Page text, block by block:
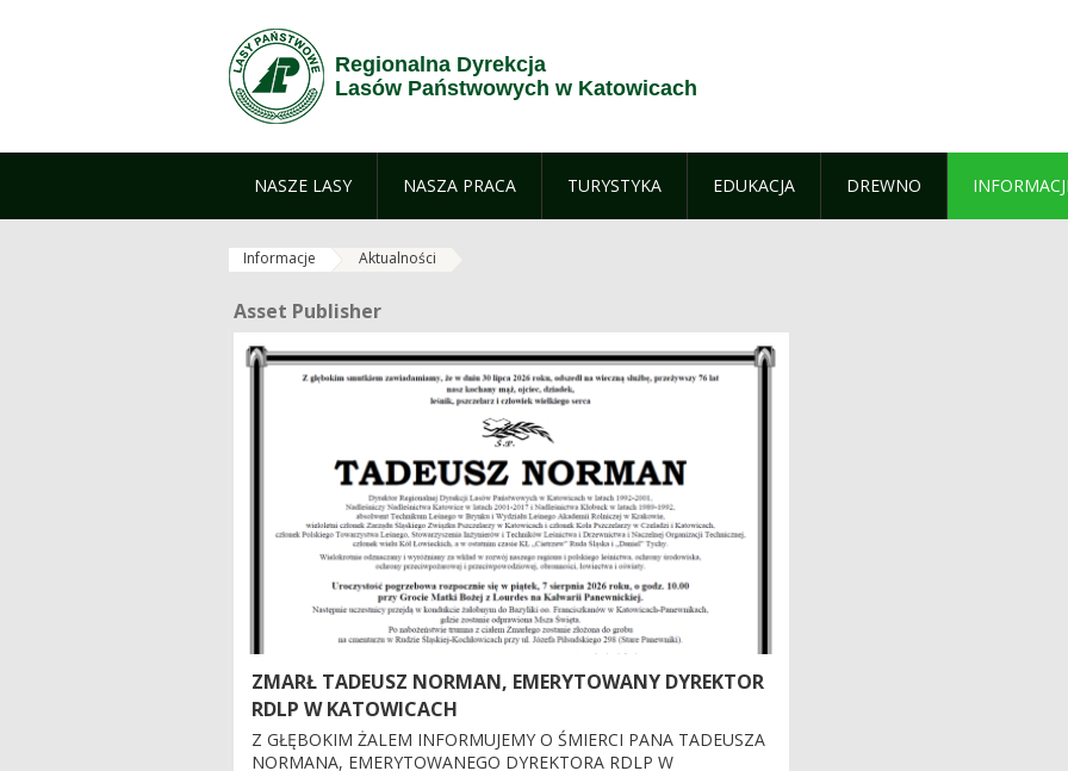
Regionalna Dyrekcja
Lasów Państwowych w Katowicach
NASZE LASY NASZA PRACA TURYSTYKA EDUKACJA DREWNO
Informacje Aktualności
Asset Publisher
Asset Publisher
ZMARŁ TADEUSZ NORMAN, EMERYTOWANY DYREKTOR
RDLP W KATOWICACH
Z GŁĘBOKIM ŻALEM INFORMUJEMY O ŚMIERCI PANA TADEUSZA
NORMANA, EMERYTOWANEGO DYREKTORA RDLP W